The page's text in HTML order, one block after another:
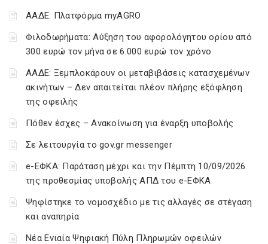
ΑΑΔΕ: Πλατφόρμα myAGRO
Φιλοδωρήματα: Αύξηση του αφορολόγητου ορίου από
300 ευρώ τον μήνα σε 6.000 ευρώ τον χρόνο
ΑΑΔΕ: Ξεμπλοκάρουν οι μεταβιβάσεις κατασχεμένων
ακινήτων – Δεν απαιτείται πλέον πλήρης εξόφληση
της οφειλής
Πόθεν έσχες – Ανακοίνωση για έναρξη υποβολής
Σε λειτουργία το gov.gr messenger
e-ΕΦΚΑ: Παράταση μέχρι και την Πέμπτη 10/09/2026
της προθεσμίας υποβολής ΑΠΔ του e-ΕΦΚΑ
Ψηφίστηκε το νομοσχέδιο με τις αλλαγές σε στέγαση
και αναπηρία
Νέα Ενιαία Ψηφιακή Πύλη Πληρωμών οφειλών